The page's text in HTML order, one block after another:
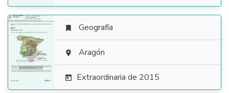

 Geografía
 Aragón
 Extraordinaria de 2015